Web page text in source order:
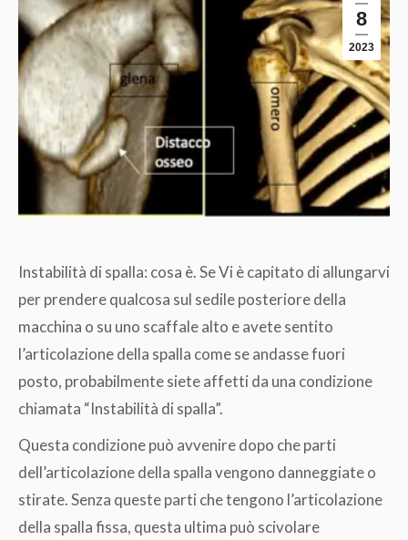
8
2023
Instabilità di spalla: cosa è. Se Vi è capitato di allungarvi
per prendere qualcosa sul sedile posteriore della
macchina o su uno scaffale alto e avete sentito
l’articolazione della spalla come se andasse fuori
posto, probabilmente siete affetti da una condizione
chiamata “Instabilità di spalla”.
Questa condizione può avvenire dopo che parti
dell’articolazione della spalla vengono danneggiate o
stirate. Senza queste parti che tengono l’articolazione
della spalla fissa, questa ultima può scivolare